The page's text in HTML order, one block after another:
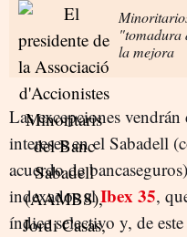
"tomadura
la mejora
Las excepciones
intereses en el Sabadell
acuerdo de
indexados alIbex 35,
índice selectivo y, de